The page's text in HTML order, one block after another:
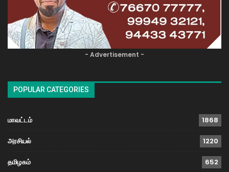
- Advertisement -
POPULAR CATEGORIES
மாவட்டம் 1868
அரசியல் 1220
தமிழகம் 652